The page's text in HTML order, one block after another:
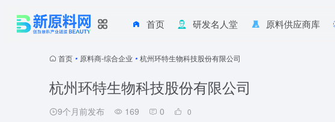
首页 研发名人堂 原料供应商库
首页 • 原料商-综合企业 • 杭州环特生物科技股份有限公司
杭州环特生物科技股份有限公司
9个月前发布 169 0 0